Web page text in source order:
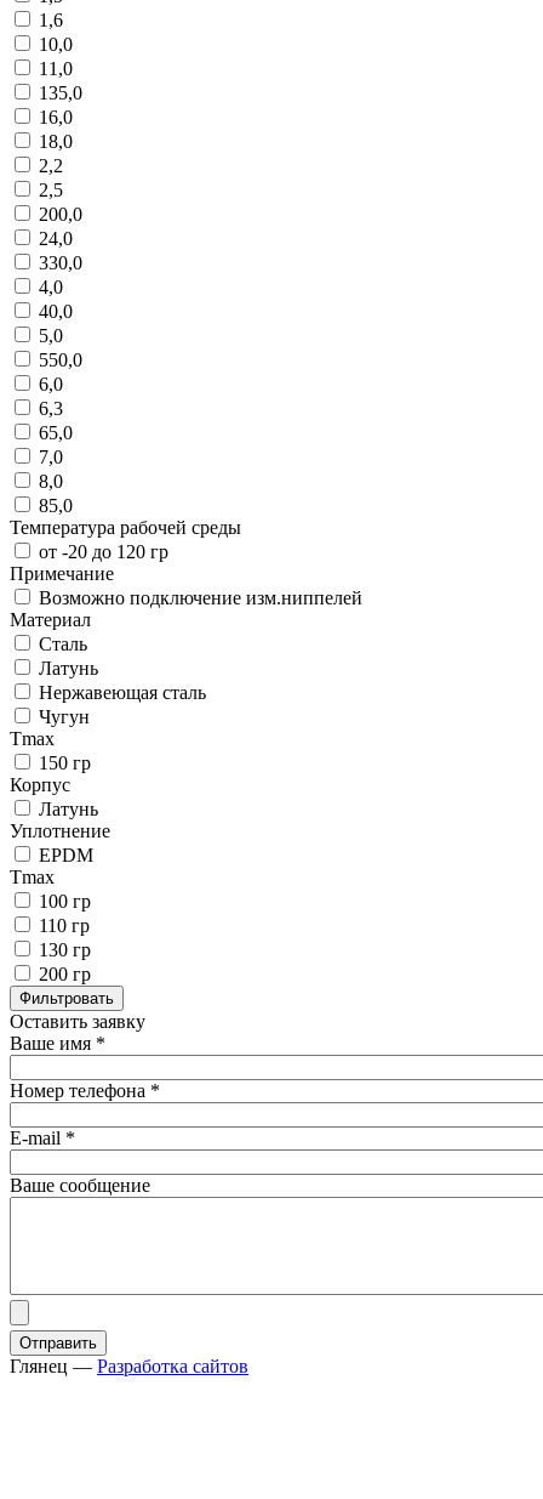
1,6
10,0
11,0
135,0
16,0
18,0
2,2
2,5
200,0
24,0
330,0
4,0
40,0
5,0
550,0
6,0
6,3
65,0
7,0
8,0
85,0
Температура рабочей среды
от -20 до 120 гр
Примечание
Возможно подключение изм.ниппелей
Материал
Cталь
Латунь
Нержавеющая сталь
Чугун
Tmax
150 гр
Корпус
Латунь
Уплотнение
EPDM
Тmax
100 гр
110 гр
130 гр
200 гр
Оставить заявку
Ваше имя *
Номер телефона *
E-mail *
Ваше сообщение
Глянец — Разработка сайтов